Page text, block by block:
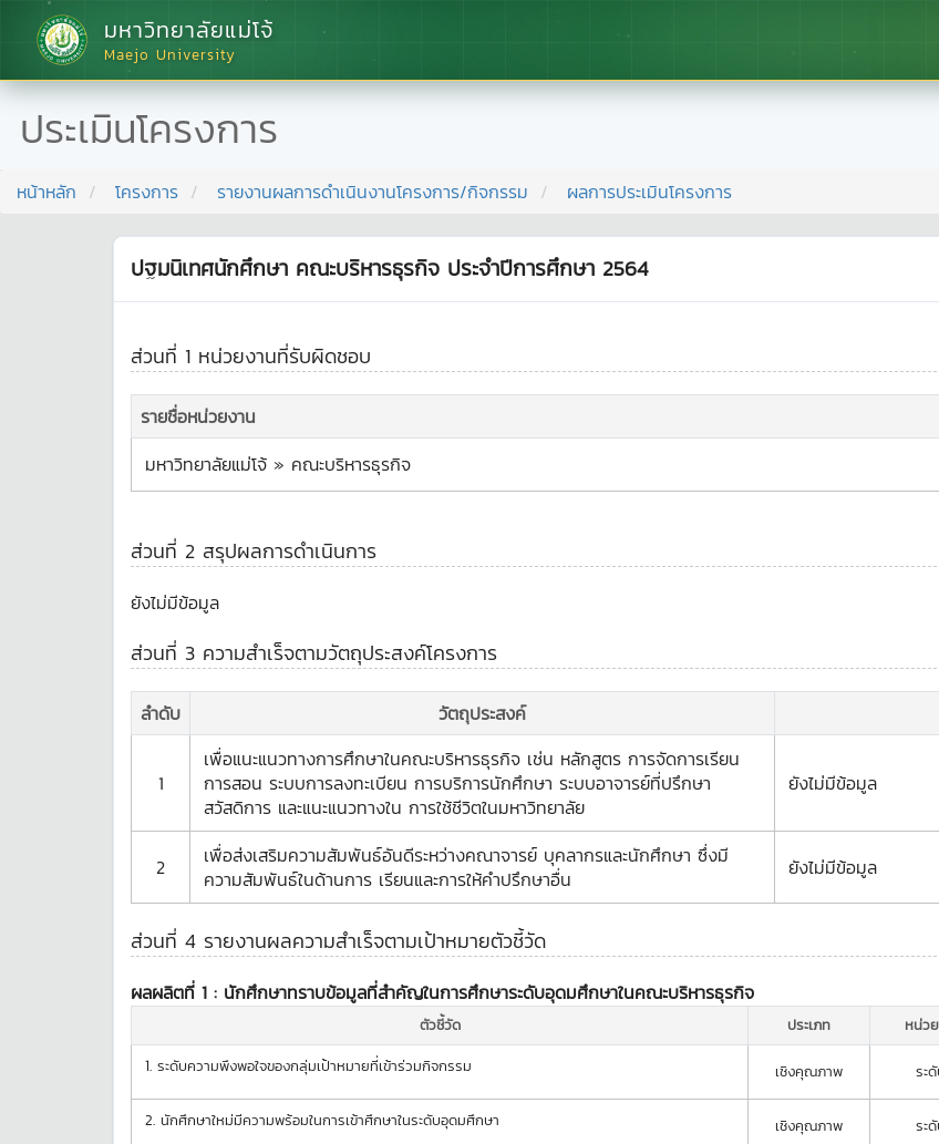
มหาวิทยาลัยแม่โจ้
Maejo University
ประเมินโครงการ
หน้าหลัก โครงการ รายงานผลการดำเนินงานโครงการ/กิจกรรม ผลการประเมินโครงการ
ปฐมนิเทศนักศึกษา คณะบริหารธุรกิจ ประจำปีการศึกษา 2564
ส่วนที่ 1 หน่วยงานที่รับผิดชอบ
รายชื่อหน่วยงาน
มหาวิทยาลัยแม่โจ้ » คณะบริหารธุรกิจ
ส่วนที่ 2 สรุปผลการดำเนินการ
ยังไม่มีข้อมูล
ส่วนที่ 3 ความสำเร็จตามวัตถุประสงค์โครงการ
ลำดับ วัตถุประสงค์
1
เพื่อแนะแนวทางการศึกษาในคณะบริหารธุรกิจ เช่น หลักสูตร การจัดการเรียน
การสอน ระบบการลงทะเบียน การบริการนักศึกษา ระบบอาจารย์ที่ปรึกษา
สวัสดิการ และแนะแนวทางใน การใช้ชีวิตในมหาวิทยาลัย
ยังไม่มีข้อมูล
2
เพื่อส่งเสริมความสัมพันธ์อันดีระหว่างคณาจารย์ บุคลากรและนักศึกษา ซึ่งมี
ความสัมพันธ์ในด้านการ เรียนและการให้คำปรึกษาอื่น
ยังไม่มีข้อมูล
ส่วนที่ 4 รายงานผลความสำเร็จตามเป้าหมายตัวชี้วัด
ผลผลิตที่ 1 : นักศึกษาทราบข้อมูลที่สำคัญในการศึกษาระดับอุดมศึกษาในคณะบริหารธุรกิจ
ตัวชี้วัด ประเภท หน่ว
1. ระดับความพึงพอใจของกลุ่มเป้าหมายที่เข้าร่วมกิจกรรม เชิงคุณภาพ ระ
2. นักศึกษาใหม่มีความพร้อมในการเข้าศึกษาในระดับอุดมศึกษา เชิงคุณภาพ ระ